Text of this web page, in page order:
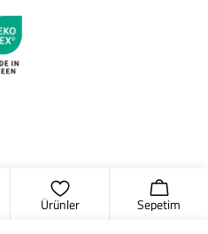
desteklenmektedir
Ürünler Sepetim